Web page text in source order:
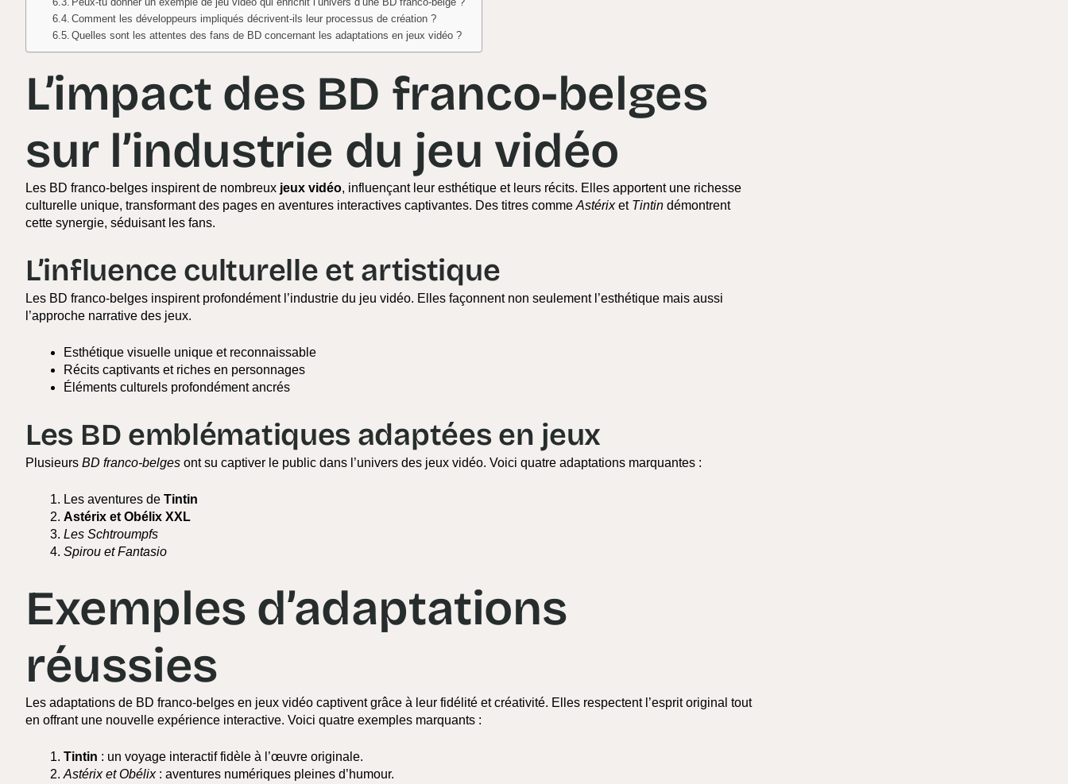
Comment les développeurs impliqués décrivent-ils leur processus de création ?
Quelles sont les attentes des fans de BD concernant les adaptations en jeux vidéo ?
L’impact des BD franco-belges
sur l’industrie du jeu vidéo
Les BD franco-belges inspirent de nombreux jeux vidéo, influençant leur esthétique et leurs récits. Elles apportent une richesse
culturelle unique, transformant des pages en aventures interactives captivantes. Des titres comme Astérixet Tintin démontrent
cette synergie, séduisant les fans.
L’influence culturelle et artistique
Les BD franco-belges inspirent profondément l’industrie du jeu vidéo. Elles façonnent non seulement l’esthétique mais aussi
l’approche narrative des jeux.
Esthétique visuelle unique et reconnaissable
Récits captivants et riches en personnages
Éléments culturels profondément ancrés
Les BD emblématiques adaptées en jeux
Plusieurs BD franco-belges ont su captiver le public dans l’univers des jeux vidéo. Voici quatre adaptations marquantes :
Les aventures de Tintin
Astérix et Obélix XXL
Les Schtroumpfs
Spirou et Fantasio
Exemples d’adaptations
réussies
Les adaptations de BD franco-belges en jeux vidéo captivent grâce à leur fidélité et créativité. Elles respectent l’esprit original tout
en offrant une nouvelle expérience interactive. Voici quatre exemples marquants :
Tintin : un voyage interactif fidèle à l’œuvre originale.
Astérix et Obélix: aventures numériques pleines d’humour.